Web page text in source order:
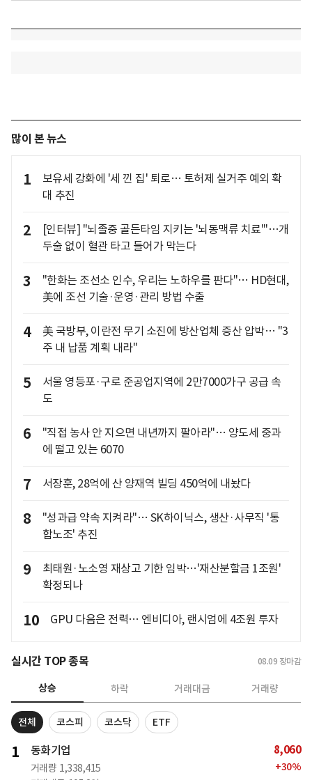
많이 본 뉴스
1
보유세 강화에 '세 낀 집' 퇴로… 토허제 실거주 예외 확
대 추진
2
[인터뷰] "뇌졸중 골든타임 지키는 '뇌동맥류 치료'"…개
두술 없이 혈관 타고 들어가 막는다
3
"한화는 조선소 인수, 우리는 노하우를 판다"… HD현대,
美에 조선 기술·운영·관리 방법 수출
4
美 국방부, 이란전 무기 소진에 방산업체 증산 압박… "3
주 내 납품 계획 내라"
5
서울 영등포·구로 준공업지역에 2만7000가구 공급 속
도
6
"직접 농사 안 지으면 내년까지 팔아라"… 양도세 중과
에 떨고 있는 6070
7 서장훈, 28억에 산 양재역 빌딩 450억에 내놨다
8
"성과급 약속 지켜라"… SK하이닉스, 생산·사무직 '통
합노조' 추진
9
최태원·노소영 재상고 기한 임박…'재산분할금 1조원'
확정되나
10 GPU 다음은 전력… 엔비디아, 랜시엄에 4조원 투자
실시간 TOP 종목 08.09 장마감
상승 하락 거래대금 거래량
전체 코스피 코스닥 ETF
1 동화기업
거래량 1,338,415
8,060
+30%